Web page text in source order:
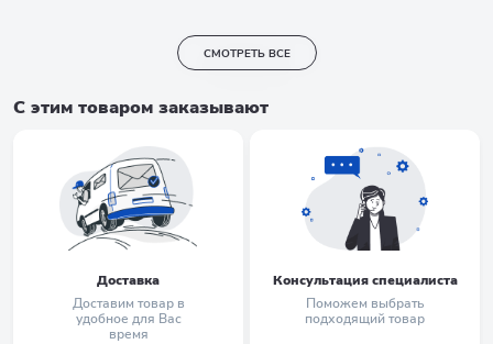
СМОТРЕТЬ ВСЕ
С этим товаром заказывают
Доставка
Доставим товар в
удобное для Вас
время
Консультация специалиста
Поможем выбрать
подходящий товар